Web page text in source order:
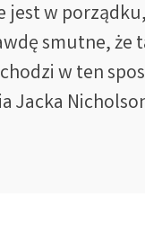
jest w
smutne,
w ten
Jacka